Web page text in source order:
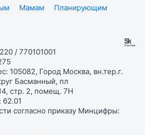
Мамам
Планирующим
/ 770101001
105082, Город Москва, вн.тер.г.
Басманный, пл
стр. 2, помещ. 7Н
согласно приказу Минцифры: